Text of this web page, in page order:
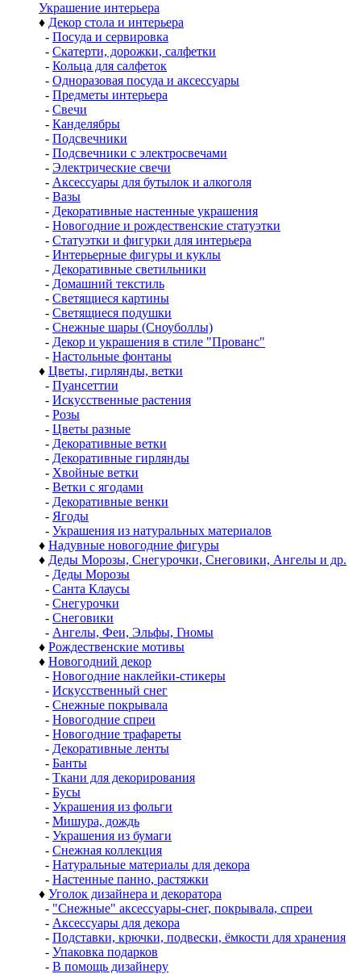
Украшение интерьера
♦ Декор стола и интерьера
- Посуда и сервировка
- Скатерти, дорожки, салфетки
- Кольца для салфеток
- Одноразовая посуда и аксессуары
- Предметы интерьера
- Свечи
- Канделябры
- Подсвечники
- Подсвечники с электросвечами
- Электрические свечи
- Аксессуары для бутылок и алкоголя
- Вазы
- Декоративные настенные украшения
- Новогодние и рождественские статуэтки
- Статуэтки и фигурки для интерьера
- Интерьерные фигуры и куклы
- Декоративные светильники
- Домашний текстиль
- Светящиеся картины
- Светящиеся подушки
- Снежные шары (Сноуболлы)
- Декор и украшения в стиле "Прованс"
- Настольные фонтаны
♦ Цветы, гирлянды, ветки
- Пуансеттии
- Искусственные растения
- Розы
- Цветы разные
- Декоративные ветки
- Декоративные гирлянды
- Хвойные ветки
- Ветки с ягодами
- Декоративные венки
- Ягоды
- Украшения из натуральных материалов
♦ Надувные новогодние фигуры
♦ Деды Морозы, Снегурочки, Снеговики, Ангелы и др.
- Деды Морозы
- Санта Клаусы
- Снегурочки
- Снеговики
- Ангелы, Феи, Эльфы, Гномы
♦ Рождественские мотивы
♦ Новогодний декор
- Новогодние наклейки-стикеры
- Искусственный снег
- Снежные покрывала
- Новогодние спреи
- Новогодние трафареты
- Декоративные ленты
- Банты
- Ткани для декорирования
- Бусы
- Украшения из фольги
- Мишура, дождь
- Украшения из бумаги
- Снежная коллекция
- Натуральные материалы для декора
- Настенные панно, растяжки
♦ Уголок дизайнера и декоратора
- "Снежные" аксессуары-снег, покрывала, спреи
- Аксессуары для декора
- Подставки, крючки, подвески, ёмкости для хранения
- Упаковка подарков
- В помощь дизайнеру